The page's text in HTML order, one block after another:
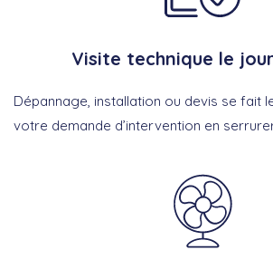
Visite technique le
Dépannage, installation ou devis se fait
votre demande d’intervention en